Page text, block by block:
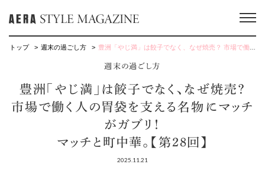
トップ 週末の過ごし方 豊洲「やじ満」は餃子でなく、なぜ焼売？ 市場で働く人の胃袋を支える名物にマッチがガブリ！ マッチと町中華。【第28回】
週末の過ごし方
豊洲「やじ満」は餃子でなく、なぜ焼売？
市場で働く人の胃袋を支える名物にマッチ
がガブリ！
マッチと町中華。【第28回】
2025.11.21